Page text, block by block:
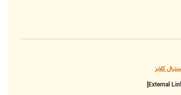
کلابز